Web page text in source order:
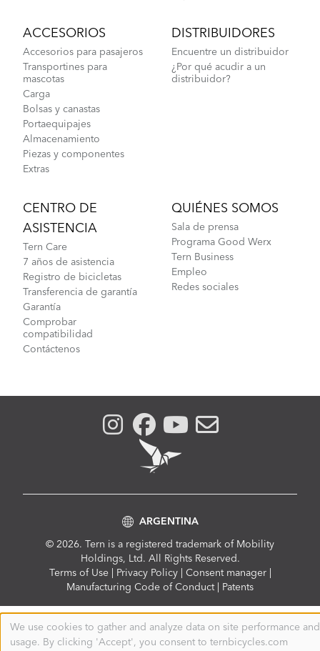
ACCESORIOS
Accesorios para pasajeros
Transportines para
mascotas
Carga
Bolsas y canastas
Portaequipajes
Almacenamiento
Piezas y componentes
Extras
DISTRIBUIDORES
Encuentre un distribuidor
¿Por qué acudir a un
distribuidor?
CENTRO DE
ASISTENCIA
Tern Care
7 años de asistencia
Registro de bicicletas
Transferencia de garantía
Garantía
Comprobar
compatibilidad
Contáctenos
QUIÉNES SOMOS
Sala de prensa
Programa Good Werx
Tern Business
Empleo
Redes sociales
© 2026. Tern is a registered trademark of Mobility
Holdings, Ltd. All Rights Reserved.
ComplianceTerms of Use Privacy Policy Consent manager
Manufacturing Code of Conduct
Patents
ARGENTINA
Use
of
We use cookies to gather and analyze data on site performance and
usage. By clicking 'Accept', you consent to ternbicycles.com